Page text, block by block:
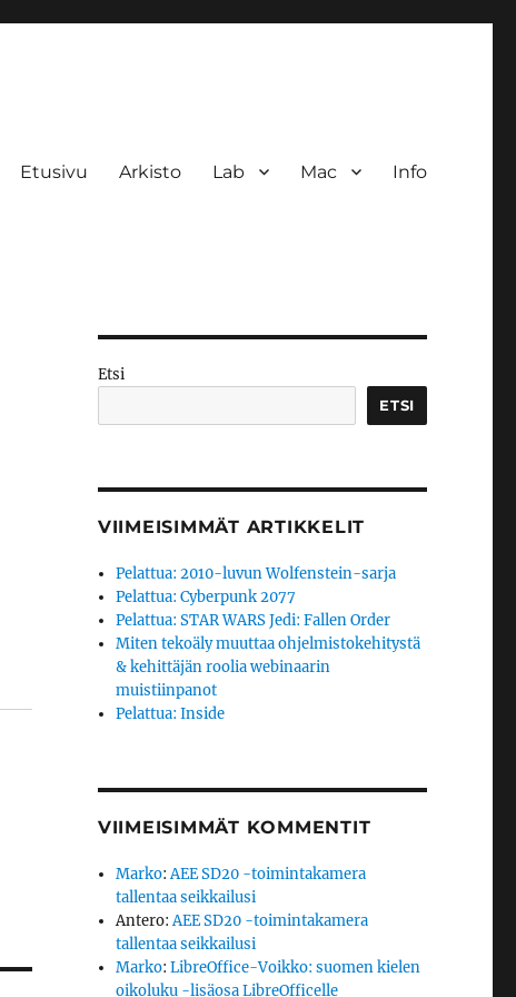
Etusivu Arkisto Lab Mac Info
Etsi
ETSI
VIIMEISIMMÄT ARTIKKELIT
Pelattua: 2010-luvun Wolfenstein-sarja
Pelattua: Cyberpunk 2077
Pelattua: STAR WARS Jedi: Fallen Order
Miten tekoäly muuttaa ohjelmistokehitystä
& kehittäjän roolia webinaarin
muistiinpanot
Pelattua: Inside
VIIMEISIMMÄT KOMMENTIT
Marko:AEE SD20 -toimintakamera
tallentaa seikkailusi
Antero:AEE SD20 -toimintakamera
tallentaa seikkailusi
Marko:LibreOffice-Voikko: suomen kielen
oikoluku -lisäosa LibreOfficelle